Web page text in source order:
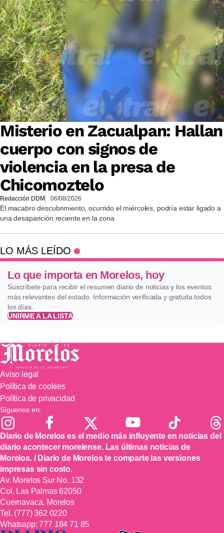
Misterio en Zacualpan: Hallan
cuerpo con signos de
violencia en la presa de
Chicomoztelo
Redacción DDM 06/08/2026
El macabro descubrimiento, ocurrido el miércoles, podría estar ligado a
una desaparición reciente en la zona
LO MÁS LEÍDO
Lo que importa en Morelos, hoy
Suscríbete para recibir el resumen diario de noticias y los eventos
más relevantes del estado. Información verificada y gratuita todos
los días.
UNIRME A LA LISTA
Aviso legal
Política de cookies
Política de privacidad
Síguenos en:
Diario de Morelos es el medio más influyente en noticias del
diario acontecer morelense. Las últimas noticias de
Morelos. / Diario de Morelos te comparte las versiones
impresas sin costo.
Av. Morelos Sur No. 132
Col. Las Palmas 62050
Cuernavaca, Morelos
Tel. (777) 362 0220
Whatsapp:777 184 71 85